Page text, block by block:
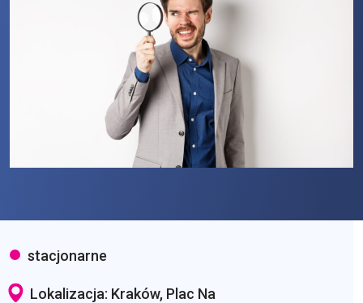
stacjonarne
Lokalizacja: Kraków, Plac Na